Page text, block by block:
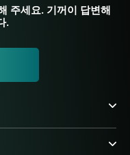
주세요. 기꺼이 답변해
.